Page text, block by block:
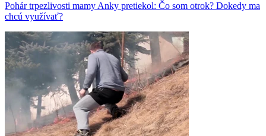
Pohár trpezlivosti mamy Anky pretiekol: Čo som otrok? Dokedy ma
chcú využívať?